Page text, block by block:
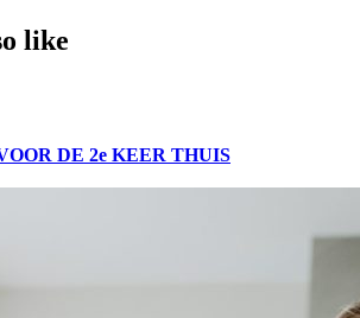
like
DE 2e KEER THUIS